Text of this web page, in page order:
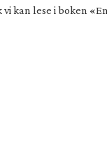
kan lese i boken